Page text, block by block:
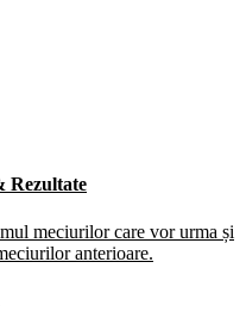
Rezultate
meciurilor care vor urma și
anterioare.